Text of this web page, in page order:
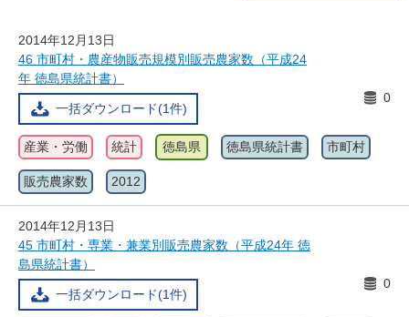
2014年12月13日
46 市町村・農産物販売規模別販売農家数（平成24
年 徳島県統計書）
一括ダウンロード(1件)
0
産業・労働 統計 徳島県 徳島県統計書 市町村
販売農家数 2012
2014年12月13日
45 市町村・専業・兼業別販売農家数（平成24年 徳
島県統計書）
一括ダウンロード(1件)
0